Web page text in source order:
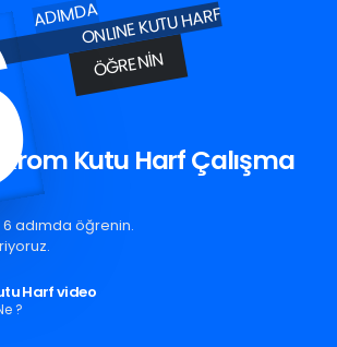
ADIMDAONLINE KUTU HARF
ÖĞRENIN
Kutu Harf Çalışma
6 adımda öğrenin.
Harf video
?